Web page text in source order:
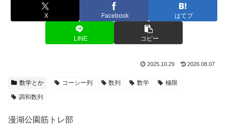
X Facebook はてブ
LINE コピー
2025.10.29 2026.08.07
数学とか コーシー列 数列 数学
極限
調和数列
漫湖公園筋トレ部